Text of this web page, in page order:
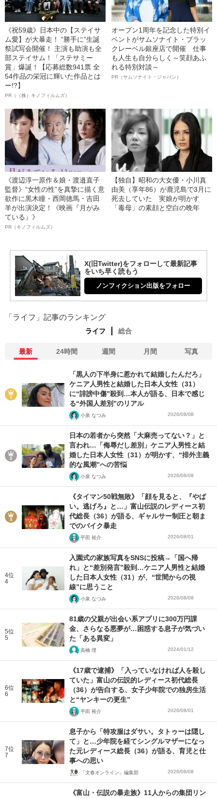
《祝59歳》日本中の【ステイサ
ム愛】が大暴走！ “勝手に”生誕
祭試写会開催！ 主演も助演も全
部ステイサム！「ステサミー
賞」爆誕！【応募総数941票 全
54作品の栄冠に輝いた作品とは
ー!?】
PR（（株）キノフィルムズ）
オープン1周年を記念した特別イ
ベントがサムソナイト・ブラッ
クレーベル銀座店で開催 仕事
も人生も自分らしく～笑顔あふ
れる特別対談～
PR（サムソナイト・ジャパン）
《渡辺淳一原作＆娘・渡邉直子
監督》“女性の性”を真摯に描く意
欲作に黒木瞳・西岡德馬・吉田
羊が出演決定！《映画『月がみ
ている』》
PR（キノフィルムズ）
【独自】昭和の大女優・小川真
由美（享年86）が鹿児島で3月に
死去していた 実娘が明かす
「毒母」の素顔と空白の晩年
X(旧Twitter)をフォローして最新記事
をいち早く読もう
ノンフィクション出版をフォロー
「ライフ」記事のランキング
ライフ 総合
最新 24時間 週間 月間 写真
「黒人の下半身に惹かれて結婚したんだろ」
ケニア人男性と結婚した日本人女性（31）
に“誹謗中傷”殺到…本人が語る、日本で感じ
る“外国人差別”のリアル
小泉 なつみ 2026/08/08
日本の若者から突然「大麻売ってない？」と
言われ…「侮辱だし差別」ケニア人男性と結
婚した日本人女性（31）が明かす、“排外主義
的な風潮”への苦悩
小泉 なつみ 2026/08/08
《タイマン50戦無敗》「顔を見ると、『やば
い。逃げろ』と…」富山伝説のレディース初
代総長（36）が語る、ギャルサー制圧と朝ま
でのバイク暴走
平田 裕介 2026/08/01
4位
4
入園式の家族写真をSNSに投稿→「国へ帰
れ」と“差別発言”殺到…ケニア人男性と結婚
した日本人女性（31）が、“世間からの視
線”に思うこと
小泉 なつみ 2026/08/08
5位
5
81歳の父親が出会い系アプリに300万円課
金、さらなる悪夢が…困惑する息子が気づい
た「ある異変」
高橋 理 2024/01/12
6位
6
《17歳で逮捕》「入っていなければ人を殺し
ていた」富山の伝説的レディース初代総長
（36）が告白する、女子少年院での独房生活
と“ヤンキーの更生”
平田 裕介 2026/08/01
7位
7
息子から「特攻服はダサい。タトゥーは隠し
て」と…少年院を経てシングルマザーになっ
た元レディース総長（36）が語る、育児と仕
事への思い
「文春オンライン」編集部 2026/08/08
《富山・伝説の暴走族》11人からの集団リン